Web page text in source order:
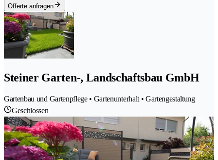
Offerte anfragen
Steiner Garten-, Landschaftsbau GmbH
Gartenbau und Gartenpflege • Gartenunterhalt • Gartengestaltung
Geschlossen